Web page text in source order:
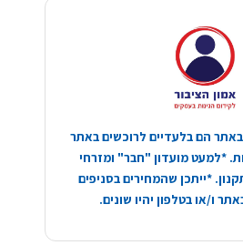
הם בלעדיים לרוכשים באתר
*למעט מועדון "חבר" ומזרחי
*ייתכן שהמחירים בסניפים
ו/או בטלפון יהיו שונים.